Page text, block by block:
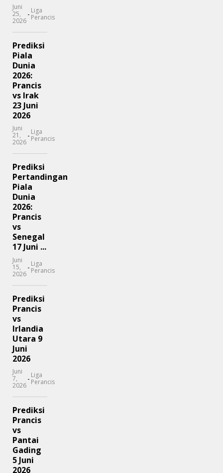
Juni
25,
2026
- Liga
Perancis
Prediksi
Piala
Dunia
2026:
Prancis
vs Irak
23 Juni
2026
Juni
21,
2026
- Liga
Perancis
Prediksi
Pertandingan
Piala
Dunia
2026:
Prancis
vs
Senegal
17 Juni ...
Juni
15,
2026
- Liga
Perancis
Prediksi
Prancis
vs
Irlandia
Utara 9
Juni
2026
Juni
7,
2026
- Liga
Perancis
Prediksi
Prancis
vs
Pantai
Gading
5 Juni
2026